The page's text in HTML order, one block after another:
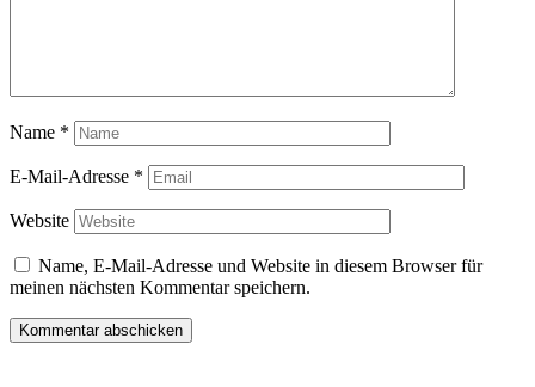
Name *
E-Mail-Adresse *
Website
Name, E-Mail-Adresse und Website in diesem Browser für
meinen nächsten Kommentar speichern.